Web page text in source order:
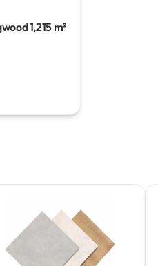
1,215 m²